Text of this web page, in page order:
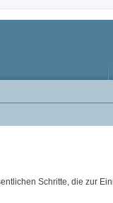
Schritte, die zur